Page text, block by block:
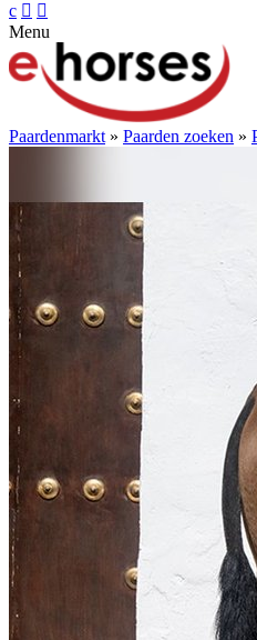
c  
Menu
Paardenmarkt » Paarden zoeken »